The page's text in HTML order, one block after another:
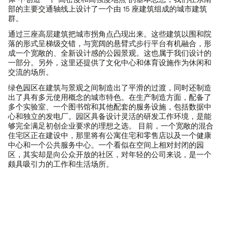
部的主要交通轴线上设计了一个由 15 座建筑组成的城市建筑
群。
通过三座高层建筑把城市拐角点凸现出来。这些建筑以围和院
落的形式呈梯级交错，与宽阔的悬臂式步行平台有机融合，形
成一个宽敞的、全新设计感的公园景观。这也属于我们设计的
一部分。另外，这里还提供了文化中心和体育设施作为休闲和
交流的场所。
绿色园区在建筑与景观之间制造出了平滑的过渡，同时还制造
出了具有多元使用概念的城市特色。在生产制造方面，配备了
多个实验室、一个图书馆和其他配套的服务设施，包括数据中
心和独立的发电厂。园区具备设计灵活的研发工作环境，是能
够完全满足初创企业要求的理想之选。 目前，一个宽敞的混合
住宅区正在建设中，那里将有公寓住宅和零售店以及一个健康
中心和一个公共服务中心。一个看似在空间上相对封闭的园
区，其实却是向公众开放的社区，对年轻的公司来说，是一个
颇具吸引力的工作和生活场所。